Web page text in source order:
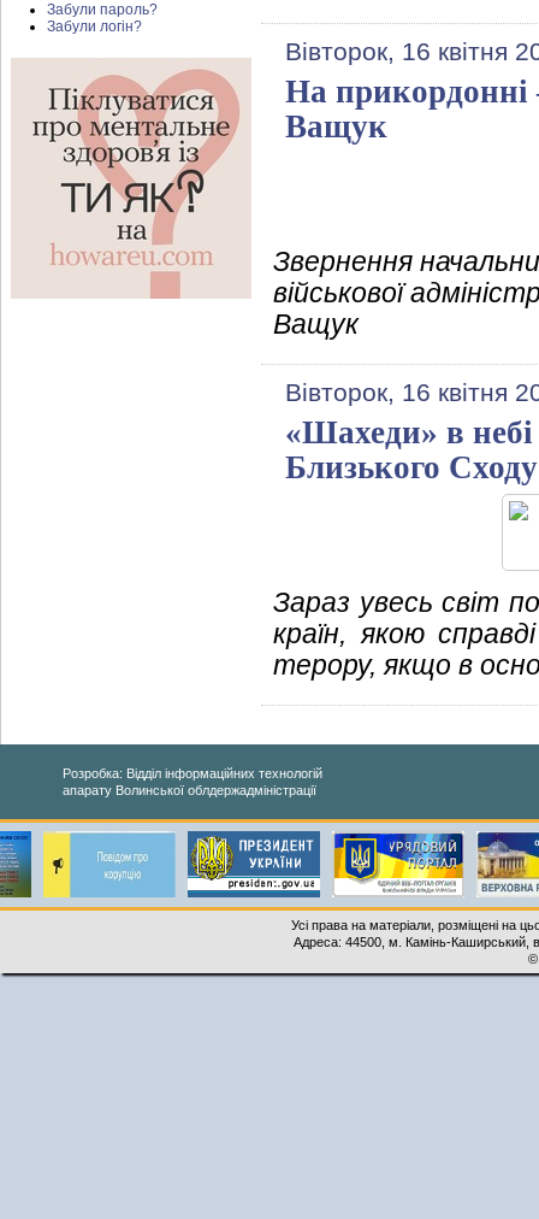
Забули пароль?
Забули логін?
Вівторок, 16 квітня
На прикордонні
Ващук
Звернення
військової
Ващук
Вівторок, 16 квітня
«Шахеди» в небі
Близького
Зараз увесь світ
країн, якою
терору, якщо в
Розробка: Відділ інформаційних технологій
апарату Волинської облдержадміністрації
Усі права на матеріали, розміщені на
Адреса: 44500, м. Камінь-Каширський,
©